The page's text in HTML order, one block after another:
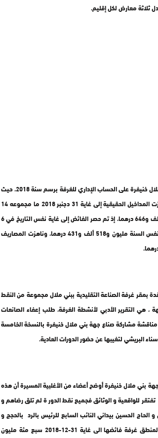
وتم الاطلاع خلال دورة فبراير العادية لغرفة الصناعة التقليدية لجهة بني ملال خنيفرة على الحساب الإداري للغرفة برسم سنة 2018، حيث
بلغ مجموع المداخيل الاستثنائية 3 ملايين و327 ألف و833 درهما، وناهزت المداخيل الحقيقية إلى غاية 31 دجنبر 2018 ما مجموعه 14
مليون و383 ألف و786 درهما، في حين بلغت المصاريف 7 ملايين و389 ألف و646 درهما، إذ تم حصر الفائض إلى غاية نفس التاريخ في 6
ملايين و994 ألف و139 درهما. كما بلغت مداخيل التدرج المهني خلال نفس السنة مليون و518 ألف و431 درهما، وناهزت المصاريف
الجمعية العامة لدورة فبراير برسم سنة 2019 المنعقدة بمقر غرفة الصناعة التقليدية ببني ملال مجموعة من النقط
، هي التقرير الأدبي لأنشطة الغرفة، طلب إعفاء الصانعات
مشاركة صناع جهة بني ملال خنيفرة بالنسخة الخامسة
البريشي لتغيبها عن حضور الدورات العادية.
بني ملال خنيفرة أوضح أعضاء من الأغلبية المسيرة أن هذه
للواقعية و الوثائق فجميع نقط الدور ة لم تلق رضاهم و
الحسين بيداني النائب السابع للرئيس بالرد بالحجج و
الأرقام على كل الادعاءات و الاتهامات، متسائلين هل من المعقول و المنطق غرفة فائضها الى غاية 31-12-2018 سبع مئة مليون